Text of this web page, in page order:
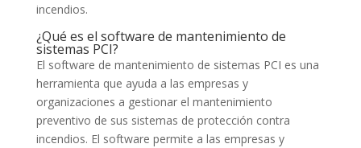
incendios.
¿Qué es el software de mantenimiento de
sistemas PCI?
El software de mantenimiento de sistemas PCI es una
herramienta que ayuda a las empresas y
organizaciones a gestionar el mantenimiento
preventivo de sus sistemas de protección contra
incendios. El software permite a las empresas y